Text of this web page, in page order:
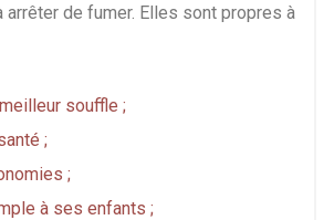
arrêter de fumer. Elles sont propres à
souffle ;
;
;
à ses enfants ;